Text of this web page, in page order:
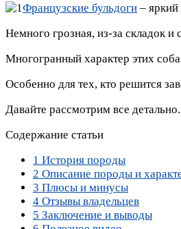
Французские бульдоги – яркий
Немного грозная, из-за складок
Многогранный характер этих
Особенно для тех, кто решится
Давайте рассмотрим все детально.
Содержание статьи
1 История породы
2 Описание породы и
3 Плюсы и минусы
4 Отзывы владельцев
5 Заключение и выводы